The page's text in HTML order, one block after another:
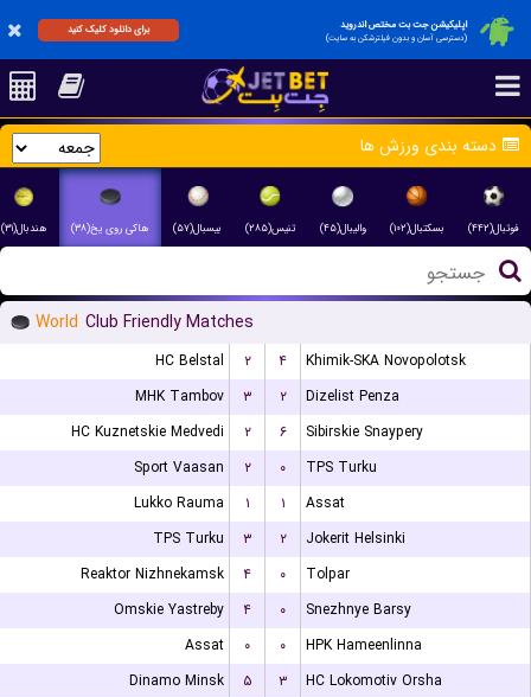
اپلیکیشن جت بت مختص اندروید
(دسترسی آسان و بدون فیلترشکن به سایت)
برای دانلود کلیک کنید
دسته بندی ورزش ها
فوتبال(۴۴۲) بسکتبال(۱۰۲) والیبال(۴۵) تنیس(۲۸۵) بیسبال(۵۷) هاکی روی یخ(۳۸) هندبال(۳۱)
World Club Friendly Matches
HC Belstal ۲ ۴
Khimik-SKA Novopolotsk
MHK Tambov
۳ ۲
Dizelist Penza
HC Kuznetskie Medvedi
۲ ۶
Sibirskie Snaypery
Sport Vaasan
۲ ۰
TPS Turku
Lukko Rauma
۱ ۱
Assat
TPS Turku
۳ ۲
Jokerit Helsinki
Reaktor Nizhnekamsk
۴ ۰
Tolpar
Omskie Yastreby
۴ ۰
Snezhnye Barsy
Assat
۰ ۰
HPK Hameenlinna
Dinamo Minsk
۵ ۳
HC Lokomotiv Orsha